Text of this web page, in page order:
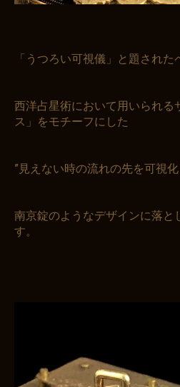
「うつろい可視儀」と題された
西洋占星術において用いられる
ス」をモチーフにした
”見えない時の流れの先を可視化
南京錠のようなデザインに落と
す。